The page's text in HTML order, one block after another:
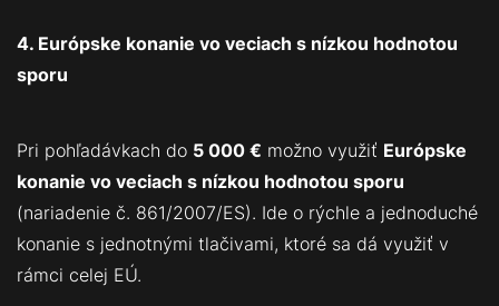
4. Európske konanie vo veciach s nízkou hodnotou
sporu
Pri pohľadávkach do 5 000 € možno využiť Európske
konanie vo veciach s nízkou hodnotou sporu
(nariadenie č. 861/2007/ES). Ide o rýchle a jednoduché
konanie s jednotnými tlačivami, ktoré sa dá využiť v
rámci celej EÚ.